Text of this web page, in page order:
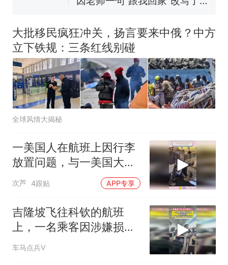
号，仅凭视频评出？中国烹饪
协会回应
搬家报价570元，搬到楼下交
5060元才肯搬上楼！女子傻眼
了……
台风"白海豚"中心附近最大风
力已达15级 最新研判
佛山一中学招聘物理教师，笔
试前13名均遭淘汰？教育局：
热 那个在床头放菜刀的女孩，
因老师一句“跟我回家”改写了
大批移民疯狂冲关，扬言要来中俄？中方
立下铁规：三条红线别碰
全球风情大揭秘
一美国人在航班上因行李
放置问题，与一美国大兵
发生矛盾
次芦 4跟贴 APP专享
吉隆坡飞往科钦的航班
上，一名乘客因涉嫌损坏
飞机被当场逮捕
车马点兵V